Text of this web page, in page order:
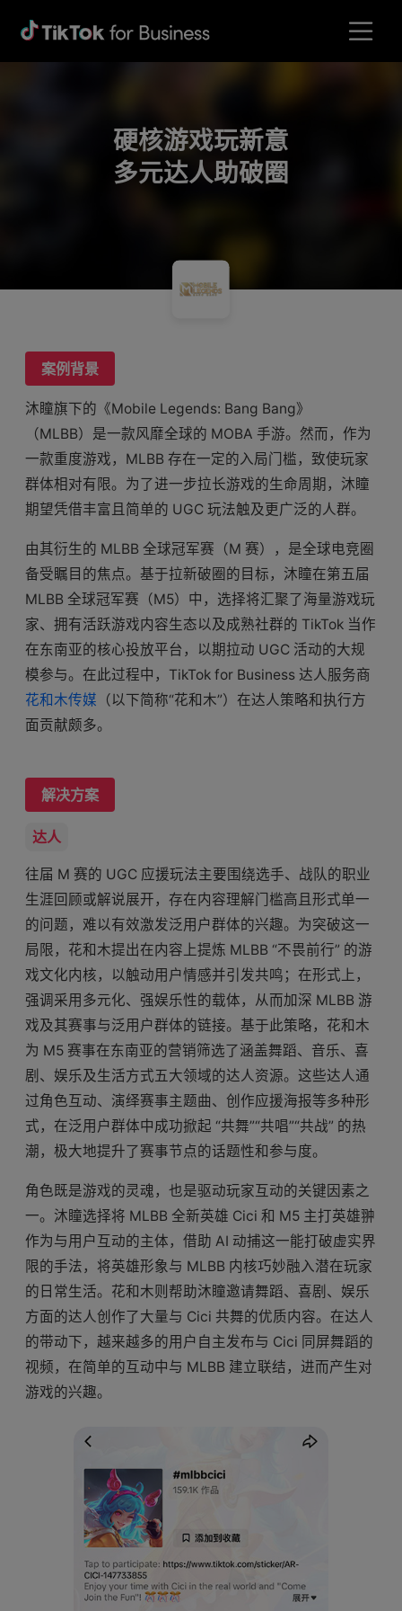
硬核游戏玩新意
多元达人助破圈
案例背景
沐瞳旗下的《Mobile Legends: Bang Bang》
（MLBB）是一款风靡全球的 MOBA 手游。然而，作为
一款重度游戏，MLBB 存在一定的入局门槛，致使玩家
群体相对有限。为了进一步拉长游戏的生命周期，沐瞳
期望凭借丰富且简单的 UGC 玩法触及更广泛的人群。
由其衍生的 MLBB 全球冠军赛（M 赛），是全球电竞圈
备受瞩目的焦点。基于拉新破圈的目标，沐瞳在第五届
MLBB 全球冠军赛（M5）中，选择将汇聚了海量游戏玩
家、拥有活跃游戏内容生态以及成熟社群的 TikTok 当作
在东南亚的核心投放平台，以期拉动 UGC 活动的大规
模参与。在此过程中，TikTok for Business 达人服务商
花和木传媒 （以下简称“花和木”）在达人策略和执行方
面贡献颇多。
解决方案
达人
往届 M 赛的 UGC 应援玩法主要围绕选手、战队的职业
生涯回顾或解说展开，存在内容理解门槛高且形式单一
的问题，难以有效激发泛用户群体的兴趣。为突破这一
局限，花和木提出在内容上提炼 MLBB “不畏前行” 的游
戏文化内核，以触动用户情感并引发共鸣；在形式上，
强调采用多元化、强娱乐性的载体，从而加深 MLBB 游
戏及其赛事与泛用户群体的链接。基于此策略，花和木
为 M5 赛事在东南亚的营销筛选了涵盖舞蹈、音乐、喜
剧、娱乐及生活方式五大领域的达人资源。这些达人通
过角色互动、演绎赛事主题曲、创作应援海报等多种形
式，在泛用户群体中成功掀起 “共舞”“共唱”“共战” 的热
潮，极大地提升了赛事节点的话题性和参与度。
角色既是游戏的灵魂，也是驱动玩家互动的关键因素之
一。沐瞳选择将 MLBB 全新英雄 Cici 和 M5 主打英雄翀
作为与用户互动的主体，借助 AI 动捕这一能打破虚实界
限的手法，将英雄形象与 MLBB 内核巧妙融入潜在玩家
的日常生活。花和木则帮助沐瞳邀请舞蹈、喜剧、娱乐
方面的达人创作了大量与 Cici 共舞的优质内容。在达人
的带动下，越来越多的用户自主发布与 Cici 同屏舞蹈的
视频，在简单的互动中与 MLBB 建立联结，进而产生对
游戏的兴趣。